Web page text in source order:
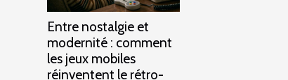
Entre nostalgie et
modernité : comment
les jeux mobiles
réinventent le rétro-